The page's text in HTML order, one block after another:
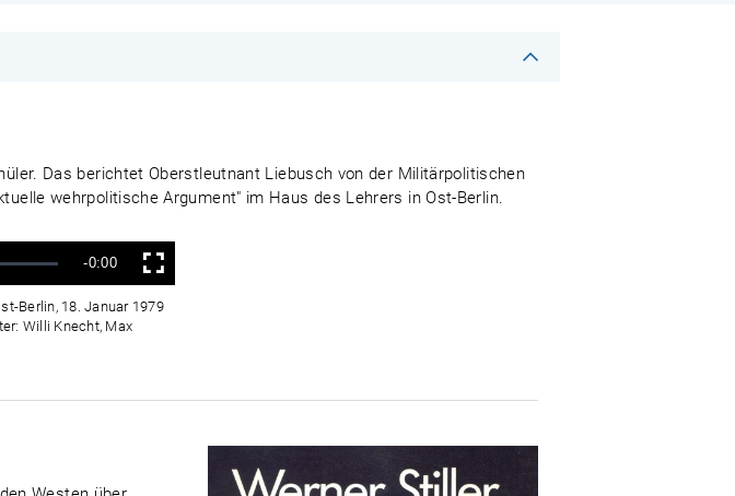
Das berichtet Oberstleutnant Liebusch von der Militärpolitischen
wehrpolitische Argument" im Haus des Lehrers in Ost-Berlin.
Verbleibende
Zeit
-0:00 Vollbild
Berlin, 18. Januar 1979
Willi Knecht, Max